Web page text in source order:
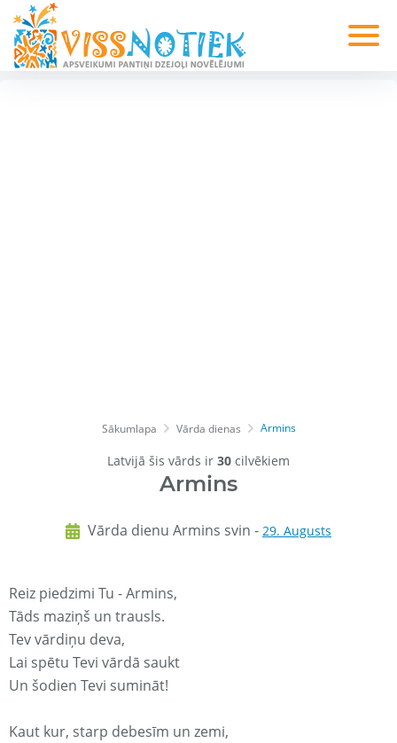
Sākumlapa Vārda dienas Armins
Latvijā šis vārds ir 30 cilvēkiem
Armins
Vārda dienu Armins svin - 29. Augusts
Reiz piedzimi Tu - Armins,
Tāds maziņš un trausls.
Tev vārdiņu deva,
Lai spētu Tevi vārdā saukt
Un šodien Tevi sumināt!
Kaut kur, starp debesīm un zemi,